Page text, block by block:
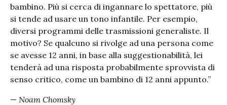
bambino. Più si cerca di ingannare lo spettatore, più
si tende ad usare un tono infantile. Per esempio,
diversi programmi delle trasmissioni generaliste. Il
motivo? Se qualcuno si rivolge ad una persona come
se avesse 12 anni, in base alla suggestionabilità, lei
tenderà ad una risposta probabilmente sprovvista di
senso critico, come un bambino di 12 anni appunto.”
— Noam Chomsky